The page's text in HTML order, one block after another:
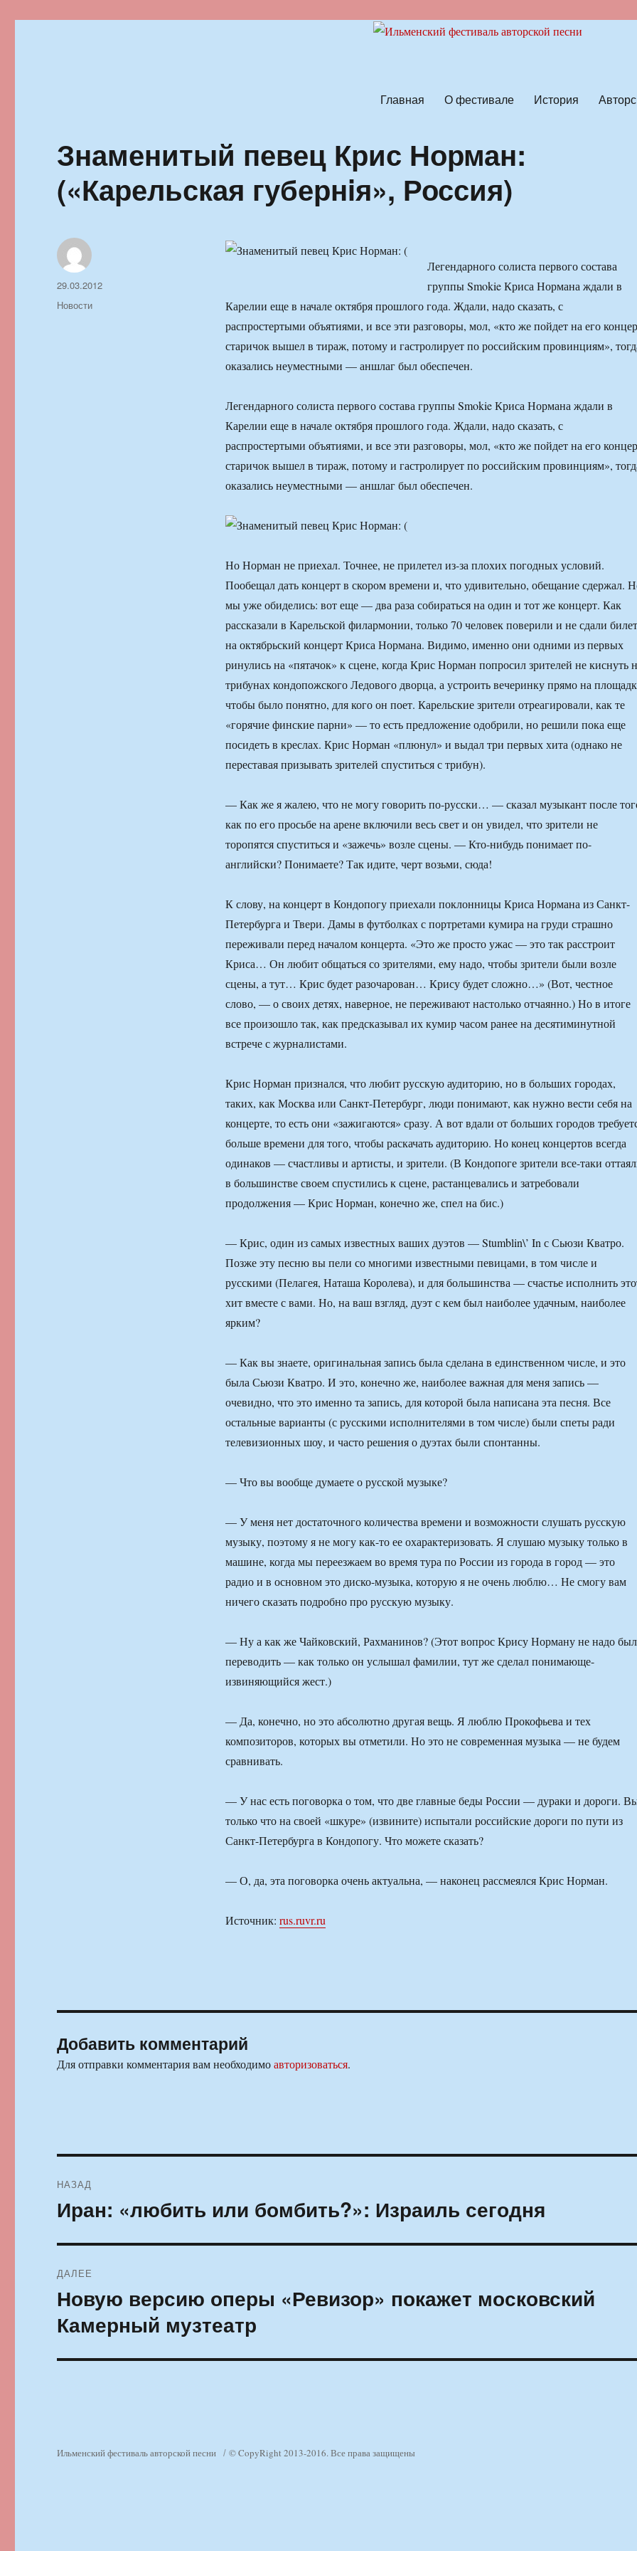
Главная О фестивале История
Знаменитый певец Крис Норман:
(«Карельская губернiя», Россия)
Легендарного солиста первого состава
группы Smokie Криса Нормана ждали в
Карелии еще в начале октября прошлого года. Ждали, надо сказать, с
распростертыми объятиями, и все эти разговоры, мол, «кто же пойдет на его
старичок вышел в тираж, потому и гастролирует по российским провинциям»,
оказались неуместными — аншлаг был обеспечен.
Легендарного солиста первого состава группы Smokie Криса Нормана ждали в
Карелии еще в начале октября прошлого года. Ждали, надо сказать, с
распростертыми объятиями, и все эти разговоры, мол, «кто же пойдет на его
старичок вышел в тираж, потому и гастролирует по российским провинциям»,
оказались неуместными — аншлаг был обеспечен.
Но Норман не приехал. Точнее, не прилетел из-за плохих погодных условий.
Пообещал дать концерт в скором времени и, что удивительно, обещание сдержал.
мы уже обиделись: вот еще — два раза собираться на один и тот же концерт. Как
рассказали в Карельской филармонии, только 70 человек поверили и не сдали
на октябрьский концерт Криса Нормана. Видимо, именно они одними из первых
ринулись на «пятачок» к сцене, когда Крис Норман попросил зрителей не киснуть
трибунах кондопожского Ледового дворца, а устроить вечеринку прямо на
чтобы было понятно, для кого он поет. Карельские зрители отреагировали, как те
«горячие финские парни» — то есть предложение одобрили, но решили пока еще
посидеть в креслах. Крис Норман «плюнул» и выдал три первых хита (однако не
переставая призывать зрителей спуститься с трибун).
— Как же я жалею, что не могу говорить по-русски… — сказал музыкант после
как по его просьбе на арене включили весь свет и он увидел, что зрители не
торопятся спуститься и «зажечь» возле сцены. — Кто-нибудь понимает по-
английски? Понимаете? Так идите, черт возьми, сюда!
К слову, на концерт в Кондопогу приехали поклонницы Криса Нормана из Санкт-
Петербурга и Твери. Дамы в футболках с портретами кумира на груди страшно
переживали перед началом концерта. «Это же просто ужас — это так расстроит
Криса… Он любит общаться со зрителями, ему надо, чтобы зрители были возле
сцены, а тут… Крис будет разочарован… Крису будет сложно…» (Вот, честное
слово, — о своих детях, наверное, не переживают настолько отчаянно.) Но в итоге
все произошло так, как предсказывал их кумир часом ранее на десятиминутной
встрече с журналистами.
Крис Норман признался, что любит русскую аудиторию, но в больших городах,
таких, как Москва или Санкт-Петербург, люди понимают, как нужно вести себя на
концерте, то есть они «зажигаются» сразу. А вот вдали от больших городов
больше времени для того, чтобы раскачать аудиторию. Но конец концертов всегда
одинаков — счастливы и артисты, и зрители. (В Кондопоге зрители все-таки
в большинстве своем спустились к сцене, растанцевались и затребовали
продолжения — Крис Норман, конечно же, спел на бис.)
— Крис, один из самых известных ваших дуэтов — Stumblin\’ In с Сьюзи Кватро.
Позже эту песню вы пели со многими известными певицами, в том числе и
русскими (Пелагея, Наташа Королева), и для большинства — счастье исполнить
хит вместе с вами. Но, на ваш взгляд, дуэт с кем был наиболее удачным, наиболее
ярким?
— Как вы знаете, оригинальная запись была сделана в единственном числе, и это
была Сьюзи Кватро. И это, конечно же, наиболее важная для меня запись —
очевидно, что это именно та запись, для которой была написана эта песня. Все
остальные варианты (с русскими исполнителями в том числе) были спеты ради
телевизионных шоу, и часто решения о дуэтах были спонтанны.
— Что вы вообще думаете о русской музыке?
— У меня нет достаточного количества времени и возможности слушать русскую
музыку, поэтому я не могу как-то ее охарактеризовать. Я слушаю музыку только в
машине, когда мы переезжаем во время тура по России из города в город — это
радио и в основном это диско-музыка, которую я не очень люблю… Не смогу вам
ничего сказать подробно про русскую музыку.
— Ну а как же Чайковский, Рахманинов? (Этот вопрос Крису Норману не надо
переводить — как только он услышал фамилии, тут же сделал понимающе-
извиняющийся жест.)
— Да, конечно, но это абсолютно другая вещь. Я люблю Прокофьева и тех
композиторов, которых вы отметили. Но это не современная музыка — не будем
сравнивать.
— У нас есть поговорка о том, что две главные беды России — дураки и дороги.
только что на своей «шкуре» (извините) испытали российские дороги по пути из
Санкт-Петербурга в Кондопогу. Что можете сказать?
— О, да, эта поговорка очень актуальна, — наконец рассмеялся Крис Норман.
Источник: rus.ruvr.ru
Автор
Опубликовано
29.03.2012
Рубрики
Новости
Добавить комментарий
Для отправки комментария вам необходимоавторизоваться.
по
НАЗАД
Предыдущая
запись:
Иран: «любить или бомбить?»: Израиль сегодня
ДАЛЕЕ
Следующая
Новую версию оперы «Ревизор» покажет московский
Камерный музтеатр
Ильменский фестиваль авторской песни © CopyRight 2013-2016. Все права защищены